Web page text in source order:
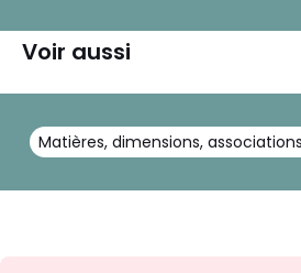
Voir aussi
Matières, dimensions,